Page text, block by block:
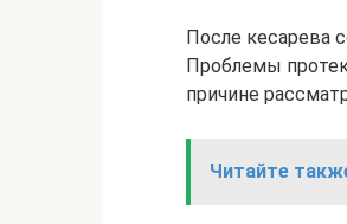
После кесарева
Проблемы
причине
Читайте